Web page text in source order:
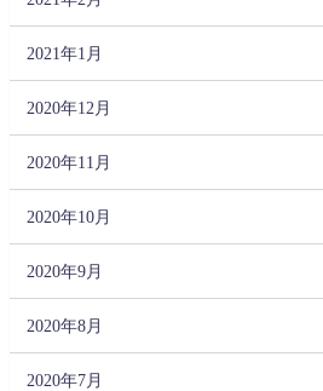
2021年1月
2020年12月
2020年11月
2020年10月
2020年9月
2020年8月
2020年7月